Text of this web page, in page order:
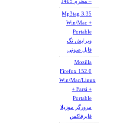
Mp3tag 3.35
Win/Mac +
Portable
ویرایش تگ
فایل صوتی
Mozilla
Firefox 152.0
Win/Mac/Linux
+ Farsi +
Portable
مرورگر موزیلا
فایرفاکس